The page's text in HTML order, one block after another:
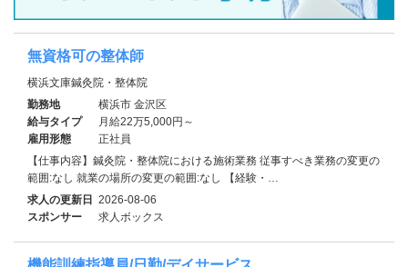
無資格可の整体師
横浜文庫鍼灸院・整体院
勤務地
横浜市 金沢区
給与タイプ
月給22万5,000円～
雇用形態
正社員
【仕事内容】鍼灸院・整体院における施術業務 従事すべき業務の変更の
範囲:なし 就業の場所の変更の範囲:なし 【経験・…
求人の更新日 2026-08-06
スポンサー
求人ボックス